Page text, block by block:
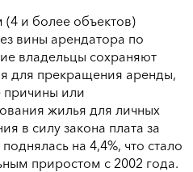
и более объектов)
вины арендатора по
владельцы сохраняют
для прекращения аренды,
причины или
жилья для личных
в силу закона плата за
на 4,4%, что стало
приростом с 2002 года.